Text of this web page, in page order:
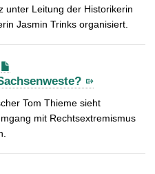
unter Leitung der Historikerin
Jasmin Trinks organisiert.
Tom Thieme sieht
mit Rechtsextremismus